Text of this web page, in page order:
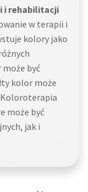
i rehabilitacji
w terapii i
kolory jako
być
kolor może
Koloroterapia
może być
jak i